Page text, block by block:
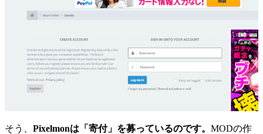
そう、 Pixelmonは「寄付」を募っているのです。 MODの作